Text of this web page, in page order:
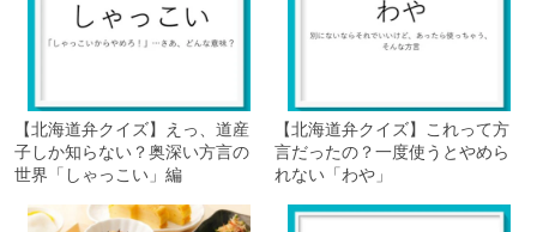
【北海道弁クイズ】えっ、道産
子しか知らない？奥深い方言の
世界「しゃっこい」編
【北海道弁クイズ】これって方
言だったの？一度使うとやめら
れない「わや」